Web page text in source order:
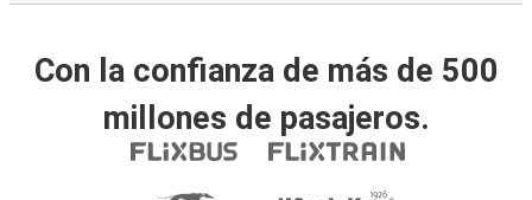
Con la confianza de más de 500
millones de pasajeros.